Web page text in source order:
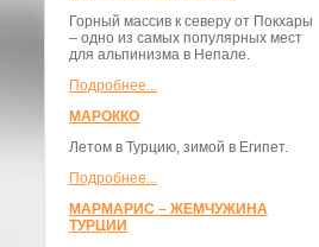
Горный массив к северу от Покхары
– одно из самых популярных мест
для альпинизма в Непале.
Подробнее...
МАРОККО
Летом в Турцию, зимой в Египет.
Подробнее...
МАРМАРИС – ЖЕМЧУЖИНА
ТУРЦИИ